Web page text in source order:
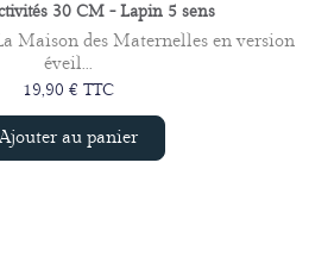
30 CM - Lapin 5 sens
Maison des Maternelles en version
éveil...
19,90 € TTC
au panier